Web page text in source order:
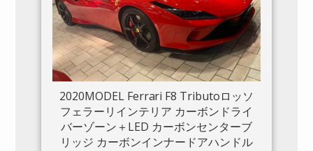
2020MODEL Ferrari F8 Tributoロッソ
フェラーリインテリア カーボンドライ
バーゾーン＋LED カーボンセンターブ
リッジ カーボンインナードアハンドル